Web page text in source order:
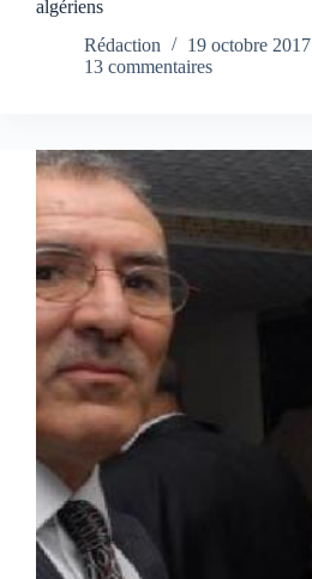
algériens
Rédaction
19 octobre 2017
13 commentaires